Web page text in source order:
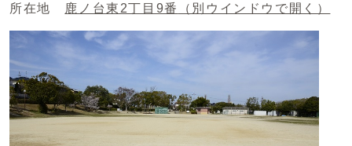
所在地 鹿ノ台東2丁目9番 （別ウインドウで開く）